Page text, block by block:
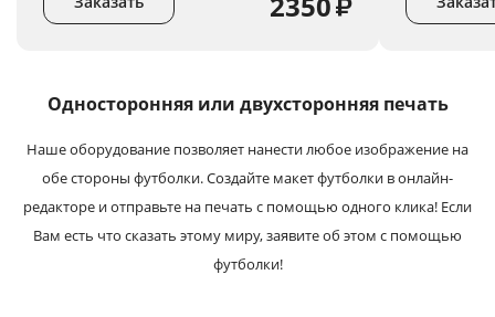
Односторонняя или двухсторонняя печать
Наше оборудование позволяет нанести любое изображение на
обе стороны футболки. Создайте макет футболки в онлайн-
редакторе и отправьте на печать с помощью одного клика! Если
Вам есть что сказать этому миру, заявите об этом с помощью
футболки!